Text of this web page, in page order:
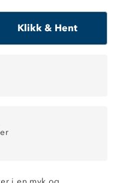
Klikk & Hent